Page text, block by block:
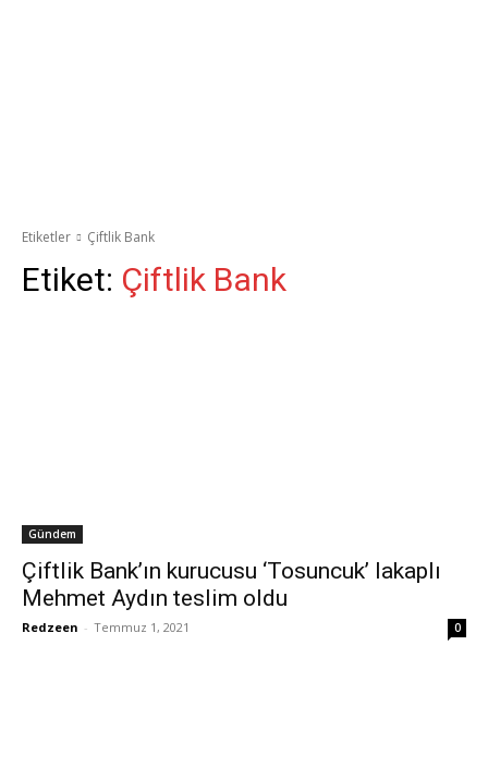
Etiketler Çiftlik Bank
Etiket: Çiftlik Bank
Gündem
Çiftlik Bank’ın kurucusu ‘Tosuncuk’ lakaplı
Mehmet Aydın teslim oldu
Redzeen - Temmuz 1, 2021 0